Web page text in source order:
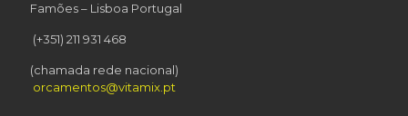
Famões – Lisboa Portugal
(+351) 211 931 468
(chamada rede nacional)
orcamentos@vitamix.pt